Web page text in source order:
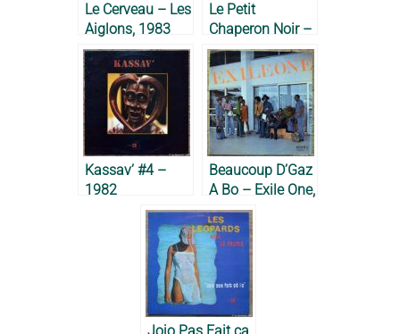
Le Cerveau – Les
Aiglons, 1983
Le Petit
Chaperon Noir –
Les Aiglons,
1977
Kassav’ #4 –
1982
Beaucoup D’Gaz
A Bo – Exile One,
1975